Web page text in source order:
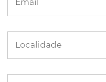
Email
Localidade